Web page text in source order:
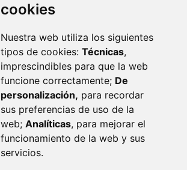
cookies
Nuestra web utiliza los siguientes
tipos de cookies: Técnicas,
imprescindibles para que la web
funcione correctamente; De
personalización, para recordar
sus preferencias de uso de la
web; Analíticas, para mejorar el
funcionamiento de la web y sus
servicios.
22400 MONZÓN - ARAGÓN (ESPAÑA)
· (34) 974 400 700 ·
sac@monzon.es
monzon.es